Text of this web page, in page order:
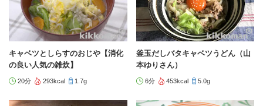
キャベツとしらすのおじや【消化
の良い人気の雑炊】
20分 293kcal 1.7g
釜玉だしバタキャベツうどん（山
本ゆりさん）
6分 453kcal 5.0g